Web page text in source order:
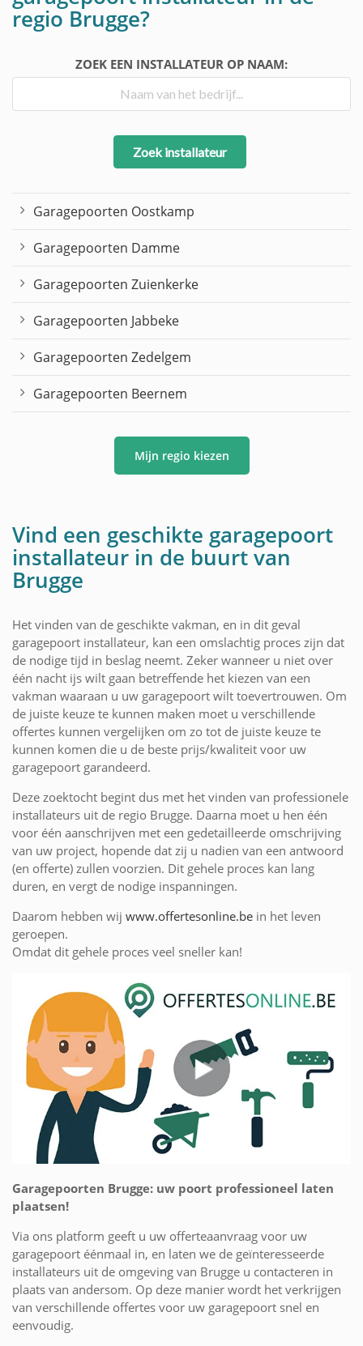
regio Brugge?
ZOEK EEN INSTALLATEUR OP NAAM:
Zoek installateur
Garagepoorten Oostkamp
Garagepoorten Damme
Garagepoorten Zuienkerke
Garagepoorten Jabbeke
Garagepoorten Zedelgem
Garagepoorten Beernem
Mijn regio kiezen
Vind een geschikte garagepoort
installateur in de buurt van
Brugge
Het vinden van de geschikte vakman, en in dit geval
garagepoort installateur, kan een omslachtig proces zijn dat
de nodige tijd in beslag neemt. Zeker wanneer u niet over
één nacht ijs wilt gaan betreffende het kiezen van een
vakman waaraan u uw garagepoort wilt toevertrouwen. Om
de juiste keuze te kunnen maken moet u verschillende
offertes kunnen vergelijken om zo tot de juiste keuze te
kunnen komen die u de beste prijs/kwaliteit voor uw
garagepoort garandeerd.
Deze zoektocht begint dus met het vinden van professionele
installateurs uit de regio Brugge. Daarna moet u hen één
voor één aanschrijven met een gedetailleerde omschrijving
van uw project, hopende dat zij u nadien van een antwoord
(en offerte) zullen voorzien. Dit gehele proces kan lang
duren, en vergt de nodige inspanningen.
Daarom hebben wij www.offertesonline.be in het leven
geroepen.
Omdat dit gehele proces veel sneller kan!
Garagepoorten Brugge: uw poort professioneel laten
plaatsen!
Via ons platform geeft u uw offerteaanvraag voor uw
garagepoort éénmaal in, en laten we de geïnteresseerde
installateurs uit de omgeving van Brugge u contacteren in
plaats van andersom. Op deze manier wordt het verkrijgen
van verschillende offertes voor uw garagepoort snel en
eenvoudig.